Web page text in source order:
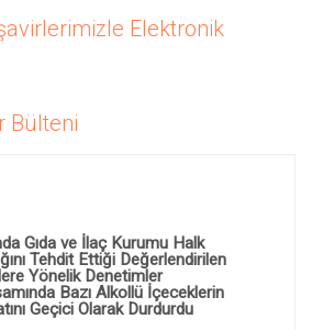
Elektronik
Bülteni
Gıda ve İlaç Kurumu Halk
Tehdit Ettiği Değerlendirilen
Yönelik Denetimler
Bazı Alkollü İçeceklerin
Geçici Olarak Durdurdu